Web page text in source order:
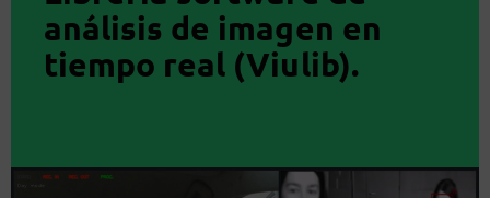
análisis de imagen en
tiempo real (Viulib).